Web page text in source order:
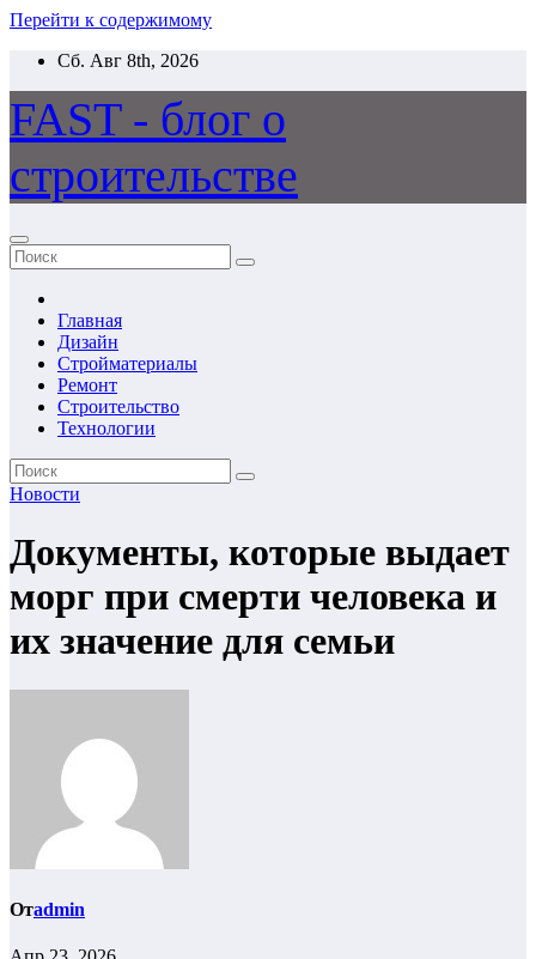
Перейти к содержимому
Сб. Авг 8th, 2026
FAST - блог о
строительстве
Главная
Дизайн
Стройматериалы
Ремонт
Строительство
Технологии
Новости
Документы, которые выдает
морг при смерти человека и
их значение для семьи
Отadmin